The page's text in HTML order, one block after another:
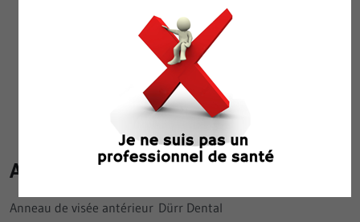
ANNEAU DE VISEE ANTERIEUR
Anneau de visée antérieur Dürr Dental